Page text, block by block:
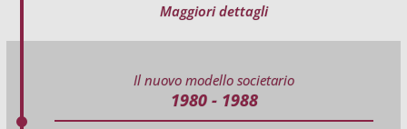
Maggiori dettagli
Il nuovo modello societario
1980 - 1988